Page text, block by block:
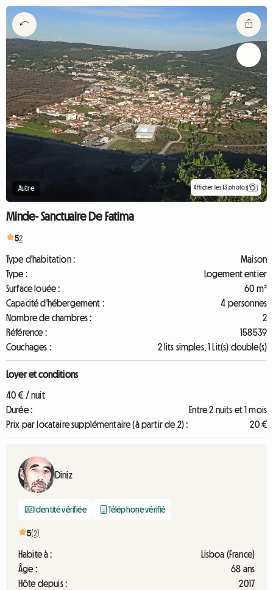
Autre Afficher les 13 photos
Minde- Sanctuaire De Fatima
52
Type d'habitation :
Maison
Type :
Logement entier
Surface louée :
60 m²
Capacité d'hébergement :
4 personnes
Nombre de chambres :
2
Référence :
158539
Couchages :
2 lits simples, 1 Lit(s) double(s)
Loyer et conditions
40 € / nuit
Durée :
Entre 2 nuits et 1 mois
Prix par locataire supplémentaire (à partir de 2) :
20 €
Diniz
Identité vérifiée Téléphone vérifié
5(2)
Habite à :
Lisboa (France)
Âge :
68 ans
Hôte depuis :
2017